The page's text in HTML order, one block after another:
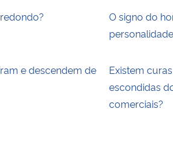
O signo do
e descendem de
Existem
escondidas
comerciais?